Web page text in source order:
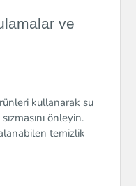
ve
kullanarak su
önleyin.
temizlik